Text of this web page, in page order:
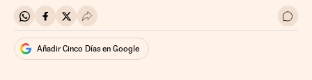
Compartir en Whatsapp
Compartir en Facebook
Compartir en Twitter
Desplegar Redes Sociales Ir a
Añadir Cinco Días en Google